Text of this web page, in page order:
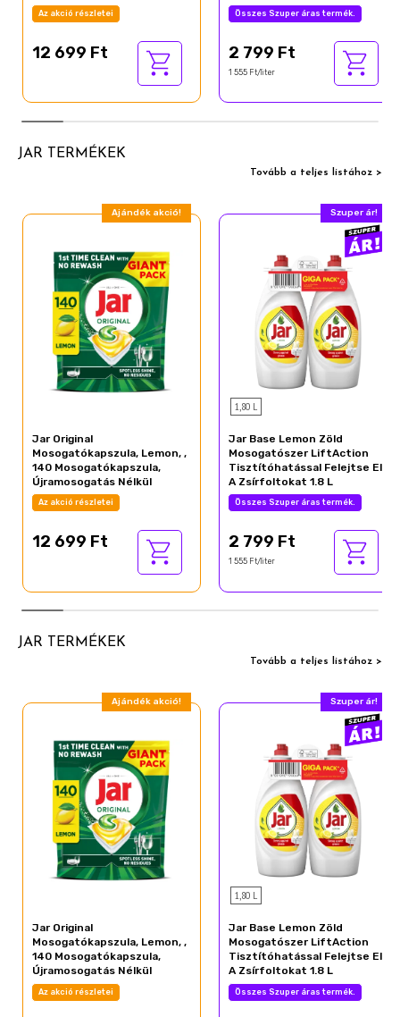
Az akció részletei
12 699 Ft
Összes Szuper áras termék.
2 799 Ft
1 555 Ft/liter
JAR TERMÉKEK
Tovább a teljes listához >
Ajándék akció!
Jar Original
Mosogatókapszula, Lemon, ,
140 Mosogatókapszula,
Újramosogatás Nélkül
Az akció részletei
12 699 Ft
Szuper ár!
1,80 L
Jar Base Lemon Zöld
Mosogatószer LiftAction
Tisztítóhatással Felejtse El
A Zsírfoltokat 1.8 L
Összes Szuper áras termék.
2 799 Ft
1 555 Ft/liter
JAR TERMÉKEK
Tovább a teljes listához >
Ajándék akció!
Jar Original
Mosogatókapszula, Lemon, ,
140 Mosogatókapszula,
Újramosogatás Nélkül
Az akció részletei
Szuper ár!
1,80 L
Jar Base Lemon Zöld
Mosogatószer LiftAction
Tisztítóhatással Felejtse El
A Zsírfoltokat 1.8 L
Összes Szuper áras termék.